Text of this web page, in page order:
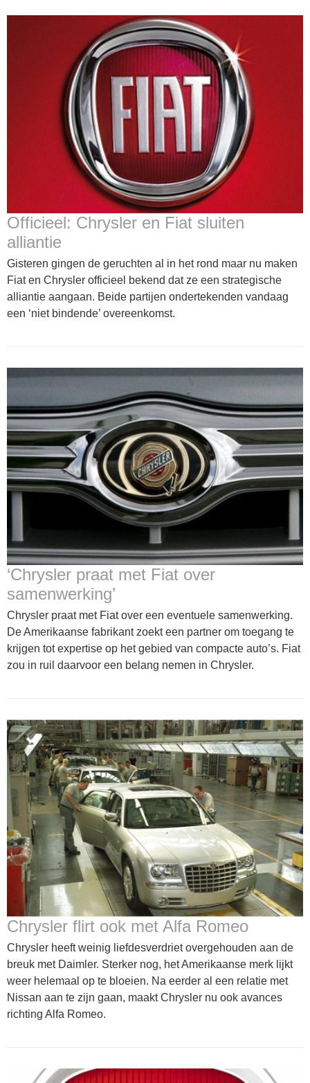
Officieel: Chrysler en Fiat sluiten
alliantie
Gisteren gingen de geruchten al in het rond maar nu maken
Fiat en Chrysler officieel bekend dat ze een strategische
alliantie aangaan. Beide partijen ondertekenden vandaag
een ‘niet bindende’ overeenkomst.
‘Chrysler praat met Fiat over
samenwerking’
Chrysler praat met Fiat over een eventuele samenwerking.
De Amerikaanse fabrikant zoekt een partner om toegang te
krijgen tot expertise op het gebied van compacte auto’s. Fiat
zou in ruil daarvoor een belang nemen in Chrysler.
Chrysler flirt ook met Alfa Romeo
Chrysler heeft weinig liefdesverdriet overgehouden aan de
breuk met Daimler. Sterker nog, het Amerikaanse merk lijkt
weer helemaal op te bloeien. Na eerder al een relatie met
Nissan aan te zijn gaan, maakt Chrysler nu ook avances
richting Alfa Romeo.